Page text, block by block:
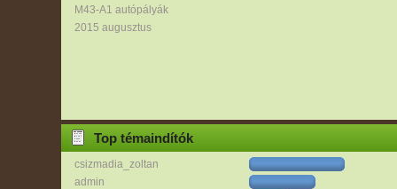
M43-A1 autópályák
2015 augusztus
Top témaindítók
csizmadia_zoltan
admin